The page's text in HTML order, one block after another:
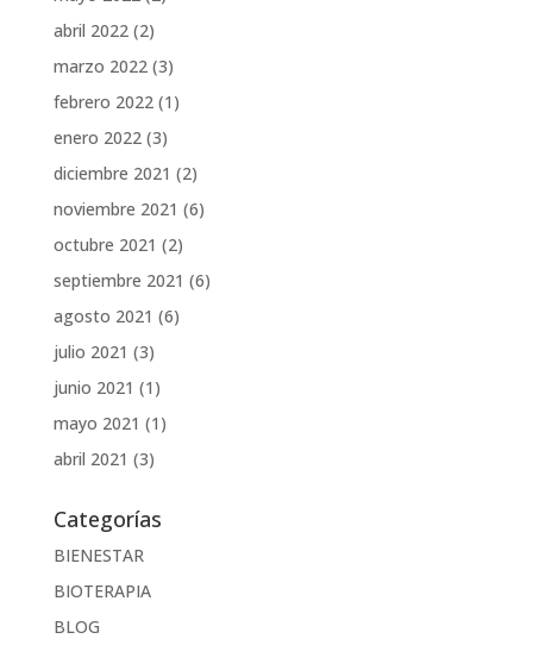
abril 2022(2)
marzo 2022(3)
febrero 2022(1)
enero 2022(3)
diciembre 2021 (2)
noviembre 2021 (6)
octubre 2021 (2)
septiembre 2021 (6)
agosto 2021 (6)
julio 2021 (3)
junio 2021 (1)
mayo 2021 (1)
abril 2021 (3)
Categorías
BIENESTAR
BIOTERAPIA
BLOG